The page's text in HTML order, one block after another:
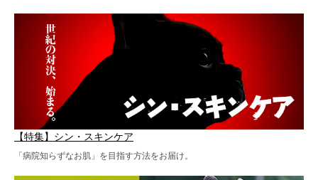
【特集】シン・スキンケア
「病院知らずなお肌」を目指す方法をお届け。